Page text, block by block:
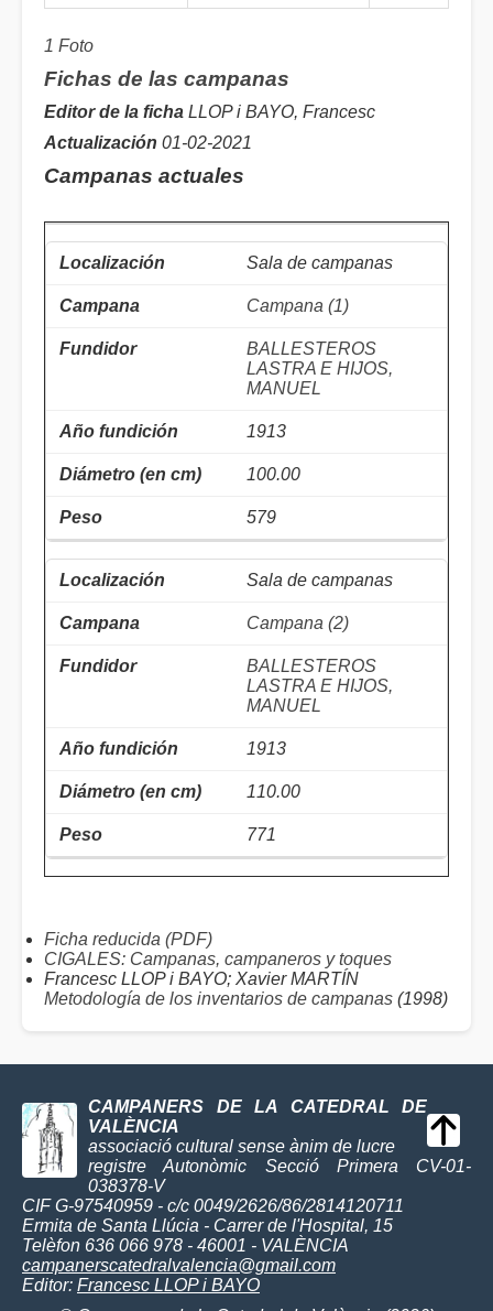
1 Foto
Fichas de las campanas
Editor de la ficha LLOP i BAYO, Francesc
Actualización 01-02-2021
Campanas actuales
Sala de campanas
Campana (1)
BALLESTEROS
LASTRA E HIJOS,
MANUEL
1913
100.00
579
Sala de campanas
Campana (2)
BALLESTEROS
LASTRA E HIJOS,
MANUEL
1913
110.00
771
Ficha reducida (PDF)
CIGALES: Campanas, campaneros y toques
Francesc LLOP i BAYO; Xavier MARTÍN
Metodología de los inventarios de campanas (1998)
CAMPANERS DE LA CATEDRAL DE
VALÈNCIA
associació cultural sense ànim de lucre
registre Autonòmic Secció Primera CV-01-
038378-V
CIF G-97540959 - c/c 0049/2626/86/2814120711
Ermita de Santa Llúcia - Carrer de l'Hospital, 15
Telèfon 636 066 978 - 46001 - VALÈNCIA
campanerscatedralvalencia@gmail.com
Editor: Francesc LLOP i BAYO